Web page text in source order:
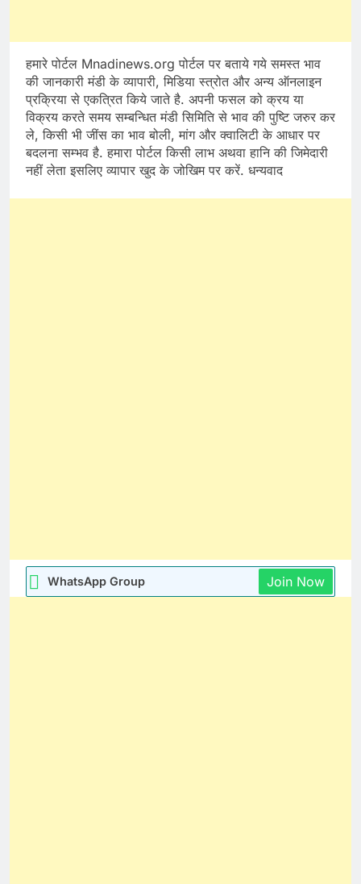
हमारे पोर्टल Mnadinews.org पोर्टल पर बताये गये समस्त भाव
की जानकारी मंडी के व्यापारी, मिडिया स्त्रोत और अन्य ऑनलाइन
प्रक्रिया से एकत्रित किये जाते है. अपनी फसल को क्रय या
विक्रय करते समय सम्बन्धित मंडी सिमिति से भाव की पुष्टि जरुर कर
ले, किसी भी जींस का भाव बोली, मांग और क्वालिटी के आधार पर
बदलना सम्भव है. हमारा पोर्टल किसी लाभ अथवा हानि की जिमेदारी
नहीं लेता इसलिए व्यापार खुद के जोखिम पर करें. धन्यवाद
WhatsApp Group Join Now